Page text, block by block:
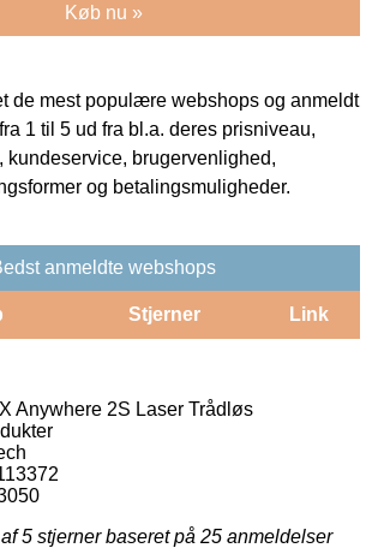
Køb nu »
de mest populære webshops og anmeldt
1 til 5 ud fra bl.a. deres prisniveau,
kundeservice, brugervenlighed,
og betalingsmuligheder.
anmeldte webshops
Stjerner Link
Anywhere 2S Laser Trådløs
5 stjerner baseret på 25 anmeldelser